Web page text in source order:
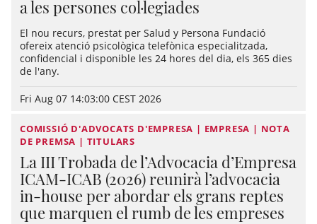
a les persones col·legiades
El nou recurs, prestat per Salud y Persona Fundació
ofereix atenció psicològica telefònica especialitzada,
confidencial i disponible les 24 hores del dia, els 365 dies
de l'any.
Fri Aug 07 14:03:00 CEST 2026
COMISSIÓ D'ADVOCATS D'EMPRESA | EMPRESA | NOTA
DE PREMSA | TITULARS
La III Trobada de l’Advocacia d’Empresa
ICAM-ICAB (2026) reunirà l’advocacia
in-house per abordar els grans reptes
que marquen el rumb de les empreses